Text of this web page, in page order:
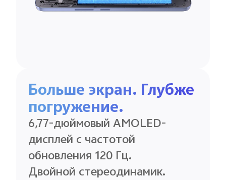
Больше экран. Глубже
погружение.
6,77-дюймовый AMOLED-
дисплей с частотой
обновления 120 Гц.
Двойной стереодинамик.